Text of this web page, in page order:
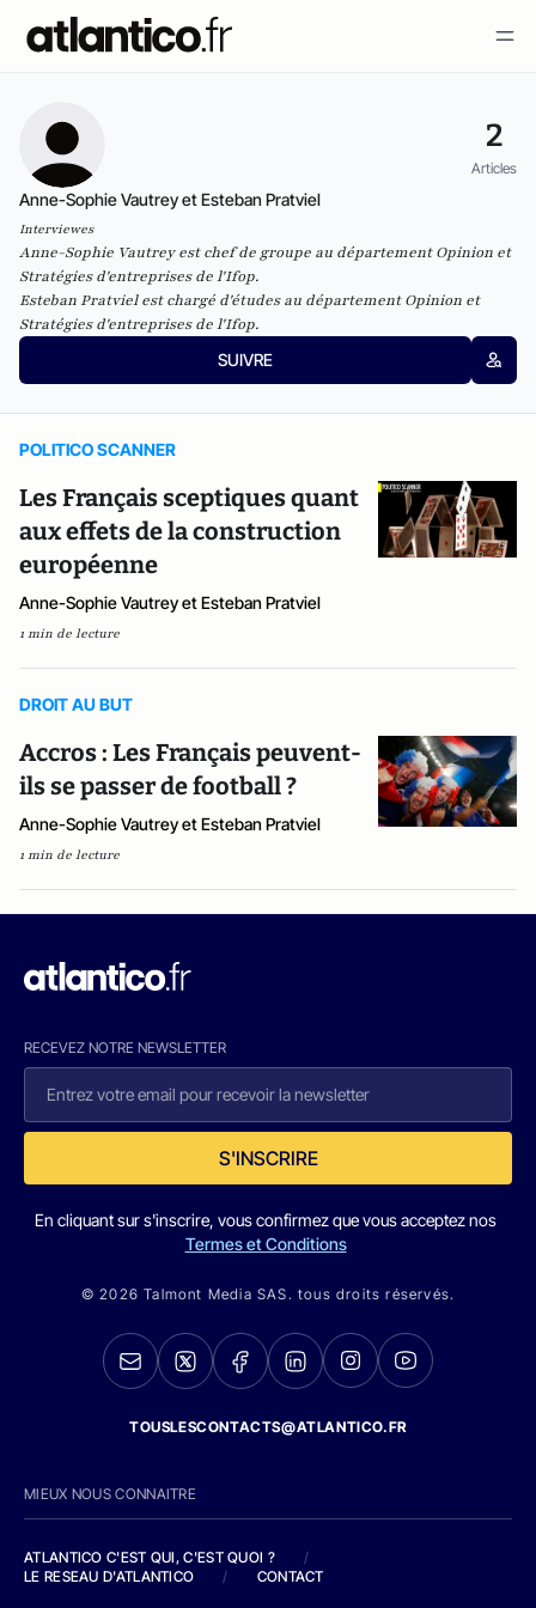
2
Articles
Anne-Sophie Vautrey et Esteban Pratviel
Interviewes
Anne-Sophie Vautrey est chef de groupe au département Opinion et
Stratégies d'entreprises de l'Ifop.
Esteban Pratviel est chargé d'études au département Opinion et
Stratégies d'entreprises de l'Ifop.
SUIVRE
POLITICO SCANNER
Les Français sceptiques quant
aux effets de la construction
européenne
Anne-Sophie Vautrey et Esteban Pratviel
1 min de lecture
DROIT AU BUT
Accros : Les Français peuvent-
ils se passer de football ?
Anne-Sophie Vautrey et Esteban Pratviel
1 min de lecture
RECEVEZ NOTRE NEWSLETTER
S'INSCRIRE
En cliquant sur s'inscrire, vous confirmez que vous acceptez nos
Termes et Conditions
© 2026 Talmont Media SAS. tous droits réservés.
TOUSLESCONTACTS@ATLANTICO.FR
MIEUX NOUS CONNAITRE
ATLANTICO C'EST QUI, C'EST QUOI ?
/
LE RESEAU D'ATLANTICO
/ CONTACT